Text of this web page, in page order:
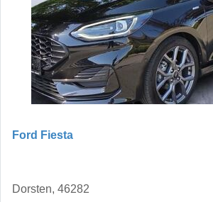
Ford Fiesta
Dorsten, 46282